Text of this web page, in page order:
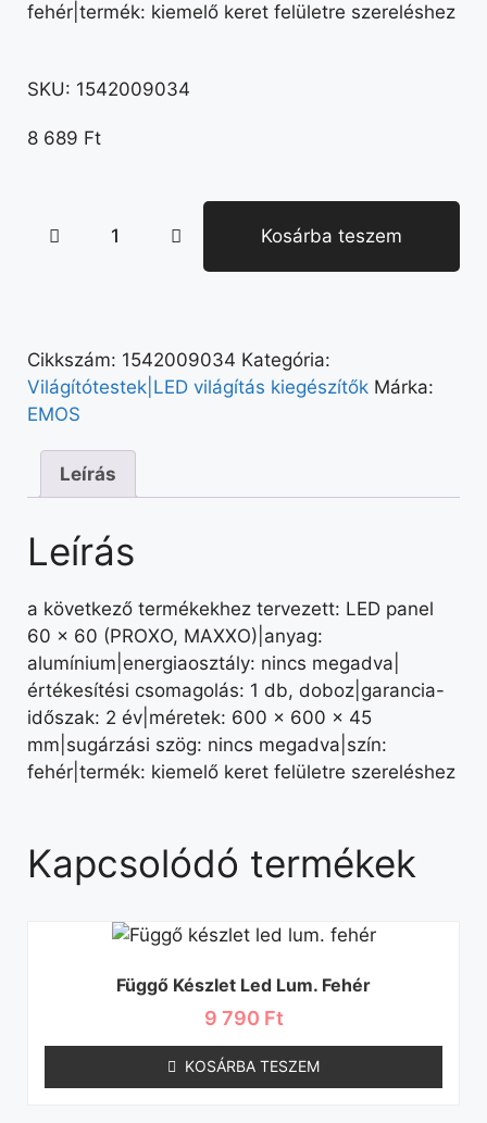
fehér|termék: kiemelő keret felületre szereléshez
SKU: 1542009034
8 689 Ft
Kosárba teszem
Cikkszám: 1542009034 Kategória:
Világítótestek|LED világítás kiegészítők Márka:
EMOS
Leírás
Leírás
a következő termékekhez tervezett: LED panel
60 × 60 (PROXO, MAXXO)|anyag:
alumínium|energiaosztály: nincs megadva|
értékesítési csomagolás: 1 db, doboz|garancia-
időszak: 2 év|méretek: 600 × 600 × 45
mm|sugárzási szög: nincs megadva|szín:
fehér|termék: kiemelő keret felületre szereléshez
Kapcsolódó termékek
Függő Készlet Led Lum. Fehér
9 790 Ft
KOSÁRBA TESZEM